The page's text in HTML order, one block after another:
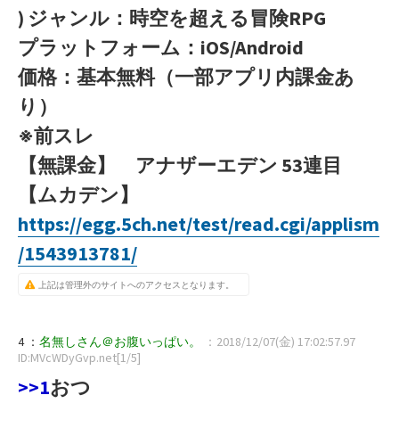
) ジャンル：時空を超える冒険RPG
プラットフォーム：iOS/Android
価格：基本無料（一部アプリ内課金あ
り）
※前スレ
【無課金】 アナザーエデン 53連目
【ムカデン】
https://egg.5ch.net/test/read.cgi/applism
/1543913781/
上記は管理外のサイトへのアクセスとなります。
4 ： 名無しさん＠お腹いっぱい。
：2018/12/07(金) 17:02:57.97
ID:MVcWDyGvp.net[1/5]
>>1おつ